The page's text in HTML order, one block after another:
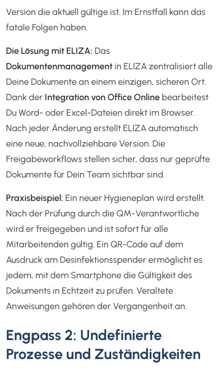
Version die aktuell gültige ist. Im Ernstfall kann das
fatale Folgen haben.
Die Lösung mit ELIZA: Das
Dokumentenmanagement in ELIZA zentralisiert alle
Deine Dokumente an einem einzigen, sicheren Ort.
Dank der Integration von Office Online bearbeitest
Du Word- oder Excel-Dateien direkt im Browser.
Nach jeder Änderung erstellt ELIZA automatisch
eine neue, nachvollziehbare Version. Die
Freigabeworkflows stellen sicher, dass nur geprüfte
Dokumente für Dein Team sichtbar sind.
Praxisbeispiel: Ein neuer Hygieneplan wird erstellt.
Nach der Prüfung durch die QM-Verantwortliche
wird er freigegeben und ist sofort für alle
Mitarbeitenden gültig. Ein QR-Code auf dem
Ausdruck am Desinfektionsspender ermöglicht es
jedem, mit dem Smartphone die Gültigkeit des
Dokuments in Echtzeit zu prüfen. Veraltete
Anweisungen gehören der Vergangenheit an.
Engpass 2: Undefinierte
Prozesse und Zuständigkeiten